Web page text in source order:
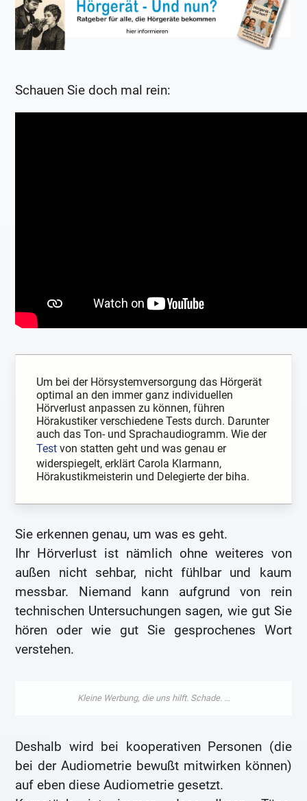
Schauen Sie doch mal rein:
Um bei der Hörsystemversorgung das Hörgerät
optimal an den immer ganz individuellen
Hörverlust anpassen zu können, führen
Hörakustiker verschiedene Tests durch. Darunter
auch das Ton- und Sprachaudiogramm. Wie der
Test von statten geht und was genau er
widerspiegelt, erklärt Carola Klarmann,
Hörakustikmeisterin und Delegierte der biha.
Sie erkennen genau, um was es geht.
Ihr Hörverlust ist nämlich ohne weiteres von
außen nicht sehbar, nicht fühlbar und kaum
messbar. Niemand kann aufgrund von rein
technischen Untersuchungen sagen, wie gut Sie
hören oder wie gut Sie gesprochenes Wort
verstehen.
Deshalb wird bei kooperativen Personen (die
bei der Audiometrie bewußt mitwirken können)
auf eben diese Audiometrie gesetzt.